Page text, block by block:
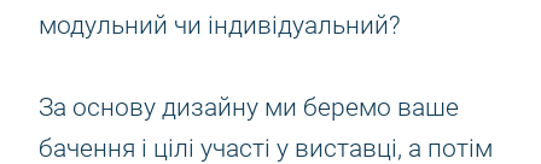
модульний чи індивідуальний?
За основу дизайну ми беремо ваше
бачення і цілі участі у виставці, а потім